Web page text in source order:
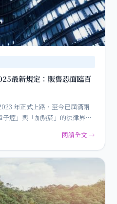
最新規定：販售恐面臨百
年正式上路，至今已屆滿兩
煙」與「加熱菸」的法律界線
閱讀全文 →